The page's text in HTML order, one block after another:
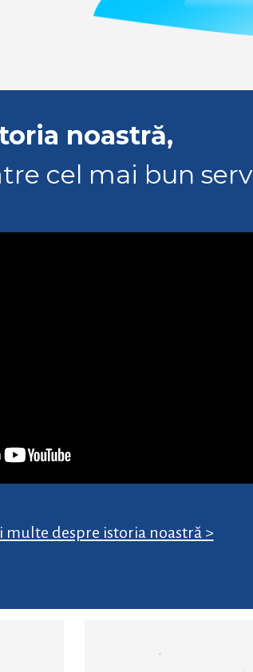
noastră,
cel mai bun
multe despre istoria noastră >